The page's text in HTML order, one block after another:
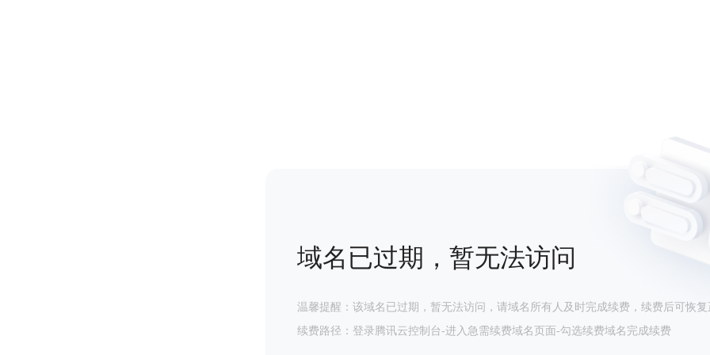
域名已过期，暂无法访问
温馨提醒：该域名已过期，暂无法访问，请域名所有人及时完成续费，续费后可恢复
续费路径：登录腾讯云控制台-进入急需续费域名页面-勾选续费域名完成续费